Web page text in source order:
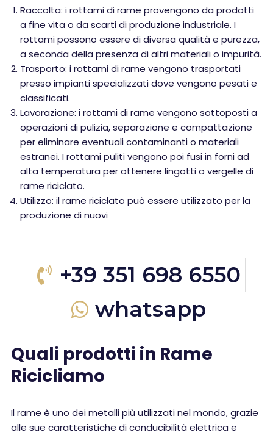
Raccolta: i rottami di rame provengono da prodotti
a fine vita o da scarti di produzione industriale. I
rottami possono essere di diversa qualità e purezza,
a seconda della presenza di altri materiali o impurità.
Trasporto: i rottami di rame vengono trasportati
presso impianti specializzati dove vengono pesati e
classificati.
Lavorazione: i rottami di rame vengono sottoposti a
operazioni di pulizia, separazione e compattazione
per eliminare eventuali contaminanti o materiali
estranei. I rottami puliti vengono poi fusi in forni ad
alta temperatura per ottenere lingotti o vergelle di
rame riciclato.
Utilizzo: il rame riciclato può essere utilizzato per la
produzione di nuovi
+39 351 698 6550
whatsapp
Quali prodotti in Rame
Ricicliamo
Il rame è uno dei metalli più utilizzati nel mondo, grazie
alle sue caratteristiche di conducibilità elettrica e